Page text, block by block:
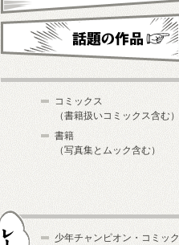
これから発売予定
コミックス
（書籍扱いコミックス含む）
書籍
（写真集とムック含む）
少年チャンピオン・コミック